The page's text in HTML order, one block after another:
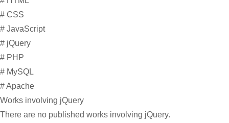
# CSS
# JavaScript
# jQuery
# PHP
# MySQL
#Apache
Works involving jQuery
There are no published works involving jQuery.